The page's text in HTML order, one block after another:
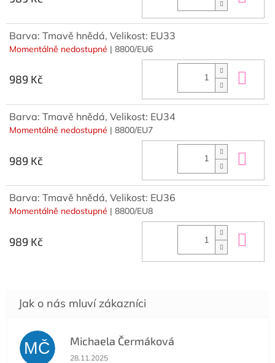
Barva: Tmavě hnědá, Velikost: EU33
Momentálně nedostupné | 8800/EU6
989 Kč
Barva: Tmavě hnědá, Velikost: EU34
Momentálně nedostupné | 8800/EU7
989 Kč
Barva: Tmavě hnědá, Velikost: EU36
Momentálně nedostupné | 8800/EU8
989 Kč
MČ Michaela Čermáková
Hodnocení obchodu je 5 z 5 hvězdiček.
28.11.2025